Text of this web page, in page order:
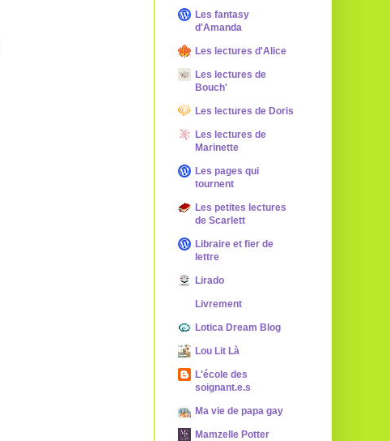
Les fantasy
d'Amanda
Les lectures d'Alice
Les lectures de
Bouch'
Les lectures de Doris
Les lectures de
Marinette
Les pages qui
tournent
Les petites lectures
de Scarlett
Libraire et fier de
lettre
Lirado
Livrement
Lotica Dream Blog
Lou Lit Là
L'école des
soignant.e.s
Ma vie de papa gay
Mamzelle Potter